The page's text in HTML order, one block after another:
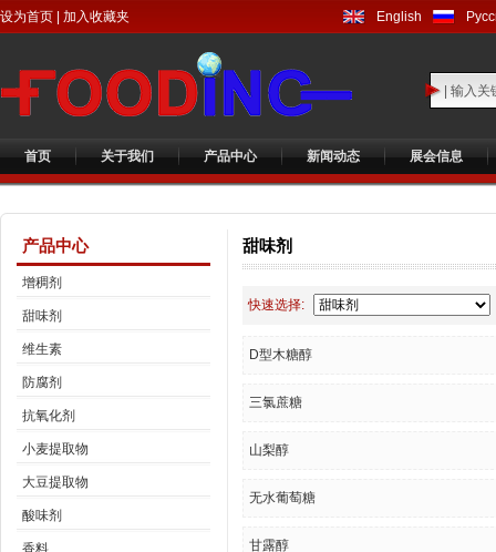
设为首页 加入收藏夹 English
首页 关于我们 产品中心 新闻动态 展会信息
产品中心
增稠剂
甜味剂
维生素
防腐剂
抗氧化剂
小麦提取物
大豆提取物
酸味剂
香料
甜味剂
快速选择:
D型木糖醇
三氯蔗糖
山梨醇
无水葡萄糖
甘露醇